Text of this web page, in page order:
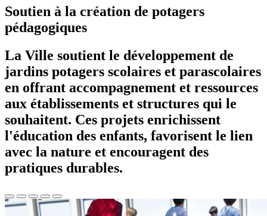
Soutien à la création de potagers
pédagogiques
La Ville soutient le développement de
jardins potagers scolaires et parascolaires
en offrant accompagnement et ressources
aux établissements et structures qui le
souhaitent. Ces projets enrichissent
l'éducation des enfants, favorisent le lien
avec la nature et encouragent des
pratiques durables.